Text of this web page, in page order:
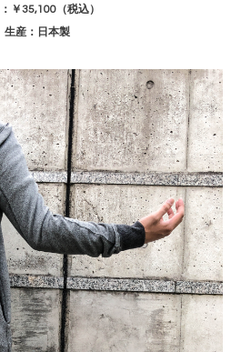
￥35,100（税込）
生産：日本製